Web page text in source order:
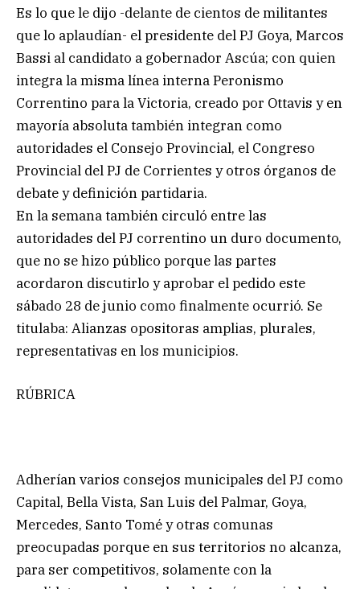
Es lo que le dijo -delante de cientos de militantes
que lo aplaudían- el presidente del PJ Goya, Marcos
Bassi al candidato a gobernador Ascúa; con quien
integra la misma línea interna Peronismo
Correntino para la Victoria, creado por Ottavis y en
mayoría absoluta también integran como
autoridades el Consejo Provincial, el Congreso
Provincial del PJ de Corrientes y otros órganos de
debate y definición partidaria.
En la semana también circuló entre las
autoridades del PJ correntino un duro documento,
que no se hizo público porque las partes
acordaron discutirlo y aprobar el pedido este
sábado 28 de junio como finalmente ocurrió. Se
titulaba: Alianzas opositoras amplias, plurales,
representativas en los municipios.
RÚBRICA
Adherían varios consejos municipales del PJ como
Capital, Bella Vista, San Luis del Palmar, Goya,
Mercedes, Santo Tomé y otras comunas
preocupadas porque en sus territorios no alcanza,
para ser competitivos, solamente con la